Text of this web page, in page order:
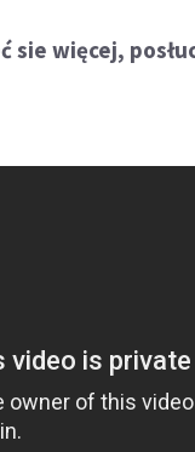
sie więcej,